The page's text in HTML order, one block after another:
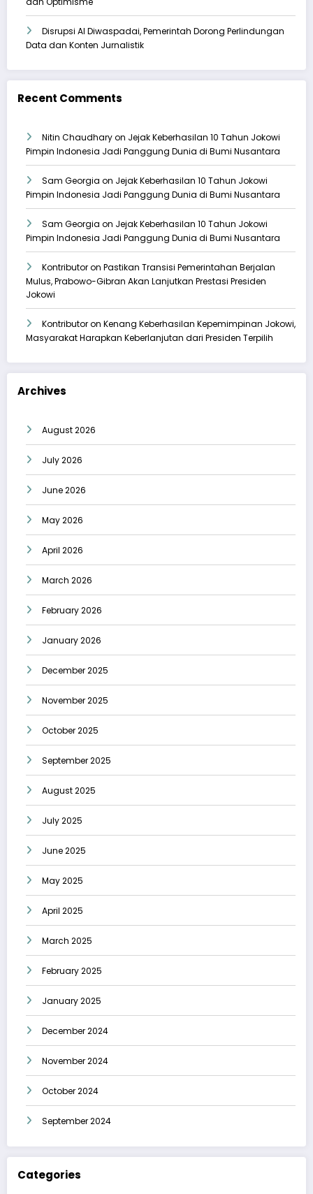
Disrupsi AI Diwaspadai, Pemerintah Dorong Perlindungan
Data dan Konten Jurnalistik
Recent Comments
Nitin Chaudharyon Jejak Keberhasilan 10 Tahun Jokowi
Pimpin Indonesia Jadi Panggung Dunia di Bumi Nusantara
Sam Georgia on Jejak Keberhasilan 10 Tahun Jokowi
Pimpin Indonesia Jadi Panggung Dunia di Bumi Nusantara
Sam Georgia on Jejak Keberhasilan 10 Tahun Jokowi
Pimpin Indonesia Jadi Panggung Dunia di Bumi Nusantara
Kontributoron Pastikan Transisi Pemerintahan Berjalan
Mulus, Prabowo-Gibran Akan Lanjutkan Prestasi Presiden
Jokowi
Kontributoron Kenang Keberhasilan Kepemimpinan Jokowi,
Masyarakat Harapkan Keberlanjutan dari Presiden Terpilih
Archives
August 2026
July 2026
June 2026
May 2026
April 2026
March 2026
February 2026
January 2026
December 2025
November 2025
October 2025
September 2025
August 2025
July 2025
June 2025
May 2025
April 2025
March 2025
February 2025
January 2025
December 2024
November 2024
October 2024
September 2024
Categories